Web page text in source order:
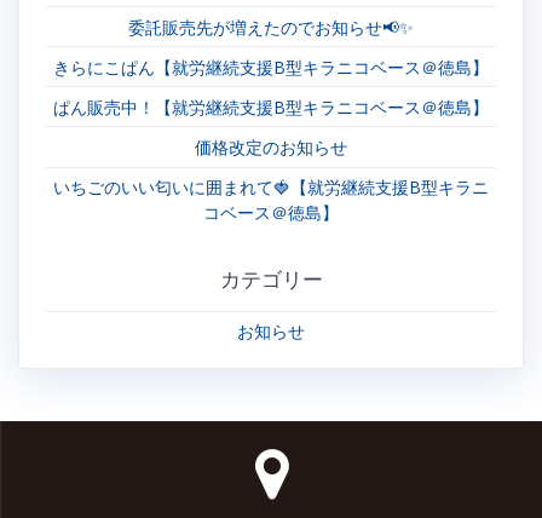
委託販売先が増えたのでお知らせ📢✨
きらにこぱん【就労継続支援B型キラニコベース＠徳島】
ぱん販売中！【就労継続支援B型キラニコベース＠徳島】
価格改定のお知らせ
いちごのいい匂いに囲まれて🍓【就労継続支援B型キラニ
コベース＠徳島】
カテゴリー
お知らせ